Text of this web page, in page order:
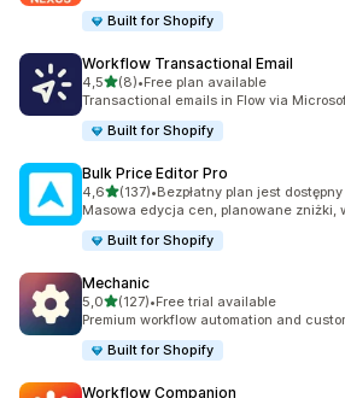
Built for Shopify
Workflow Transactional Email
4,5na 5 gwiazdek
(8)
Łączna liczba recenzji: 8
•Free plan available
Transactional emails in Flow via
Built for Shopify
Bulk Price Editor Pro
4,6na 5 gwiazdek
(137)
Łączna liczba recenzji: 137
•Bezpłatny plan jest dostępny
Masowa edycja cen, planowane zniżki,
Built for Shopify
Mechanic
5,0na 5 gwiazdek
(127)
Łączna liczba recenzji: 127
•Free trial available
Premium workflow automation and
Built for Shopify
Workflow Companion